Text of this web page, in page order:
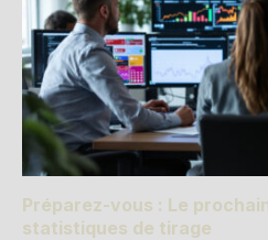
Préparez-vous : Le
statistiques de tirage